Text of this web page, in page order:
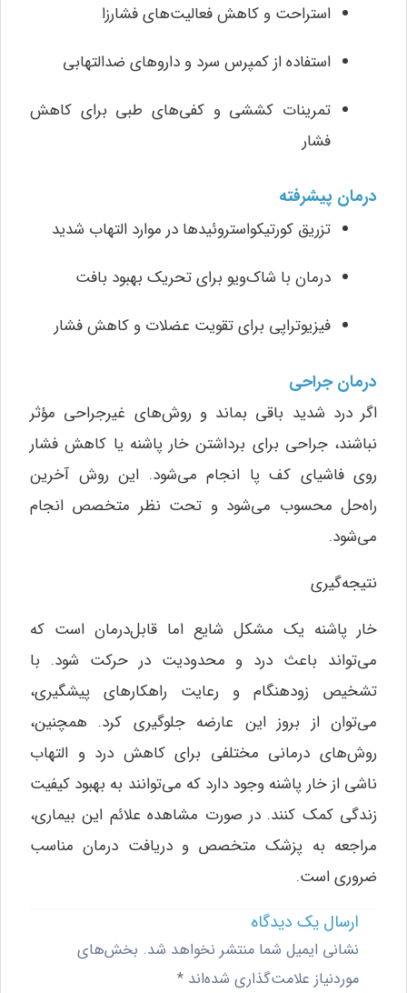
استراحت و کاهش فعالیت‌های فشارزا
استفاده از کمپرس سرد و داروهای ضدالتهابی
تمرینات کششی و کفی‌های طبی برای کاهش
فشار
درمان پیشرفته
تزریق کورتیکواستروئیدها در موارد التهاب شدید
درمان با شاک‌ویو برای تحریک بهبود بافت
فیزیوتراپی برای تقویت عضلات و کاهش فشار
درمان جراحی
اگر درد شدید باقی بماند و روش‌های غیرجراحی مؤثر
نباشند، جراحی برای برداشتن خار پاشنه یا کاهش فشار
روی فاشیای کف پا انجام می‌شود. این روش آخرین
راه‌حل محسوب می‌شود و تحت نظر متخصص انجام
می‌شود.
نتیجه‌گیری
خار پاشنه یک مشکل شایع اما قابل‌درمان است که
می‌تواند باعث درد و محدودیت در حرکت شود. با
تشخیص زودهنگام و رعایت راهکارهای پیشگیری،
می‌توان از بروز این عارضه جلوگیری کرد. همچنین،
روش‌های درمانی مختلفی برای کاهش درد و التهاب
ناشی از خار پاشنه وجود دارد که می‌توانند به بهبود کیفیت
زندگی کمک کنند. در صورت مشاهده علائم این بیماری،
مراجعه به پزشک متخصص و دریافت درمان مناسب
ضروری است.
ارسال یک دیدگاه
نشانی ایمیل شما منتشر نخواهد شد. بخش‌های
موردنیاز علامت‌گذاری شده‌اند *